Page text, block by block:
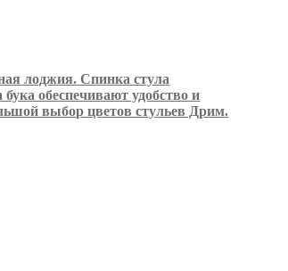
лоджия. Спинка стула
обеспечивают удобство и
выбор цветов стульев Дрим.